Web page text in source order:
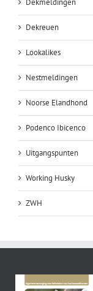
Dekreuen
Lookalikes
Nestmeldingen
Noorse Elandhond
Podenco Ibicenco
Uitgangspunten
Working Husky
ZWH